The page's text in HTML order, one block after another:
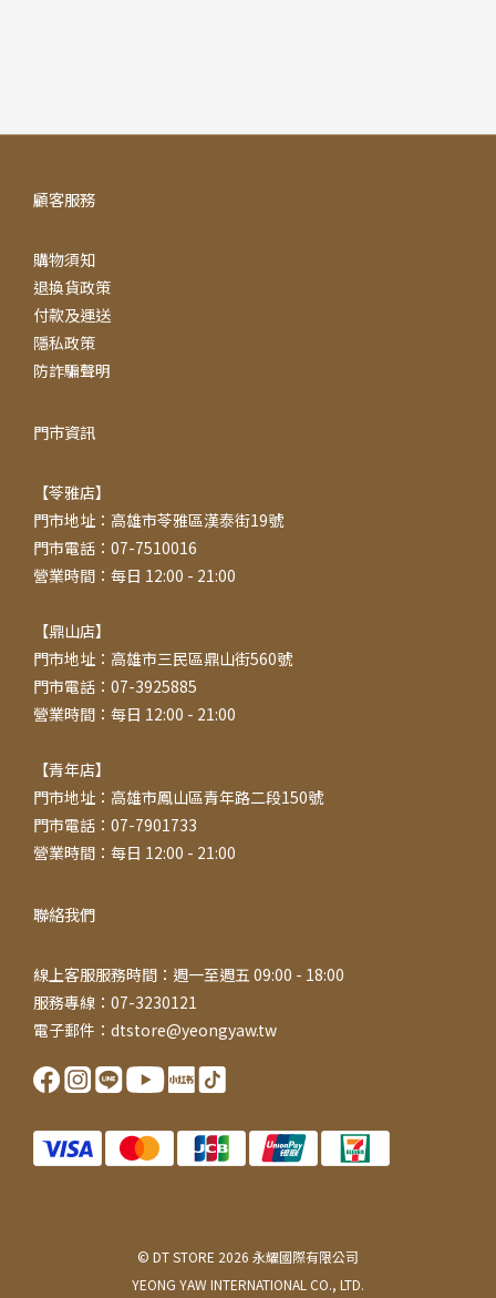
顧客服務
購物須知
退換貨政策
付款及運送
隱私政策
防詐騙聲明
門市資訊
【苓雅店】
門市地址：高雄市苓雅區漢泰街19號
門市電話：07-7510016
營業時間：每日 12:00 - 21:00
【鼎山店】
門市地址：高雄市三民區鼎山街560號
門市電話：07-3925885
營業時間：每日 12:00 - 21:00
【青年店】
門市地址：高雄市鳳山區青年路二段150號
門市電話：07-7901733
營業時間：每日 12:00 - 21:00
聯絡我們
線上客服服務時間：週一至週五 09:00 - 18:00
服務專線：07-3230121
電子郵件：dtstore@yeongyaw.tw
© DT STORE 2026 永耀國際有限公司
YEONG YAW INTERNATIONAL CO., LTD.